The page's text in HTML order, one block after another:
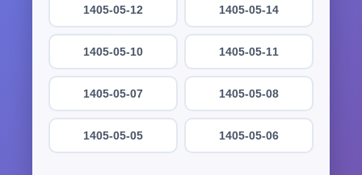
1405-05-14
1405-05-12
1405-05-11
1405-05-10
1405-05-08
1405-05-07
1405-05-06
1405-05-05